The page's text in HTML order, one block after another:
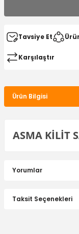
Tavsiye Et
Karşılaştır
Ürün Bilgisi
ASMA KİLİT
Yorumlar
Taksit Seçenekleri